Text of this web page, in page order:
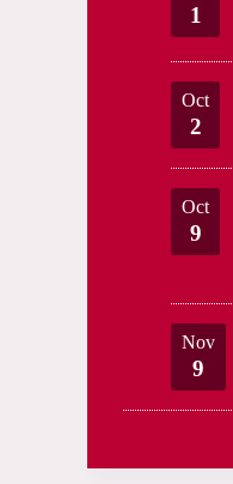
1
Oct
2
Oct
9
Nov
9